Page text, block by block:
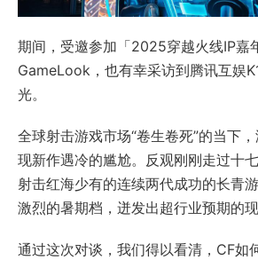
期间，受邀参加「2025穿越火线IP嘉
GameLook，也有幸采访到腾讯互娱
光。
全球射击游戏市场“卷生卷死”的当下
现新作遇冷的尴尬。反观刚刚走过十
射击红海少有的连续两代成功的长青
激烈的暑期档，迸发出超行业预期的现
通过这次对谈，我们得以看清，CF如